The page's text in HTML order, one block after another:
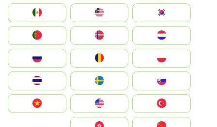
South Korea
Nederland
Portugal
România
Slovensko
United States
Vietnam